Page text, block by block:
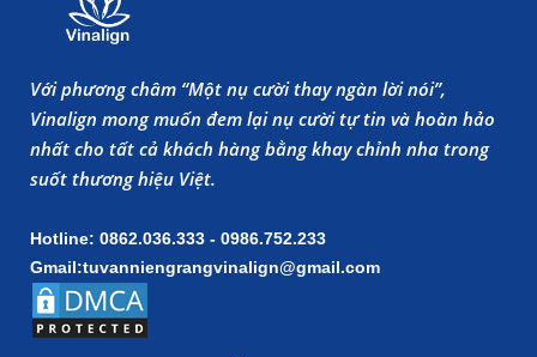
Với phương châm “Một nụ cười thay ngàn lời nói”,
Vinalign mong muốn đem lại nụ cười tự tin và hoàn hảo
nhất cho tất cả khách hàng bằng khay chỉnh nha trong
suốt thương hiệu Việt.
Hotline: 0862.036.333 - 0986.752.233
Gmail:tuvanniengrangvinalign@gmail.com